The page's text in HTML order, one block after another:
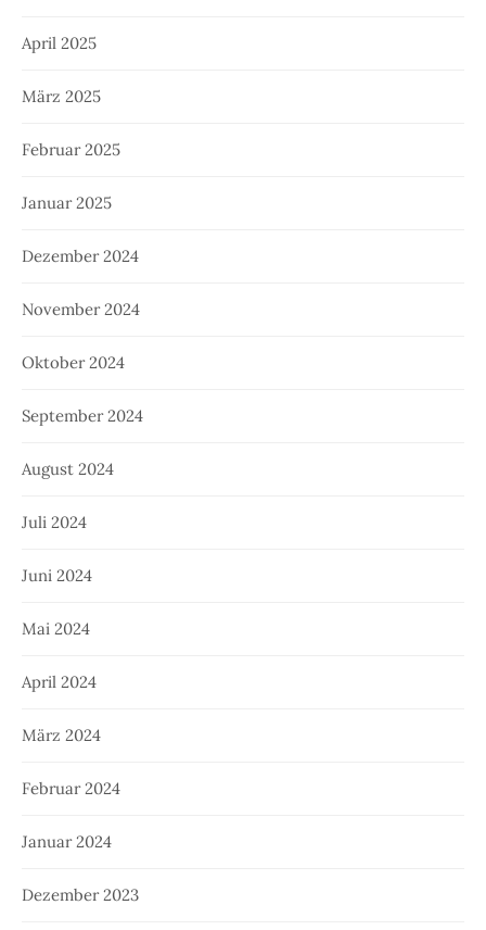
April 2025
März 2025
Februar 2025
Januar 2025
Dezember 2024
November 2024
Oktober 2024
September 2024
August 2024
Juli 2024
Juni 2024
Mai 2024
April 2024
März 2024
Februar 2024
Januar 2024
Dezember 2023